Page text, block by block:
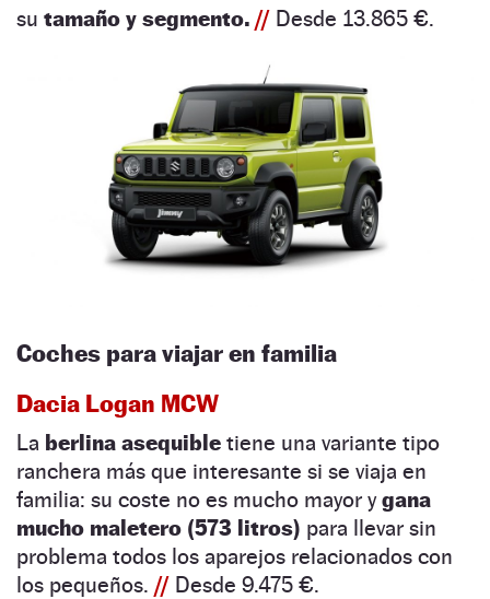
su tamaño y segmento. // Desde 13.865 €.
Coches para viajar en familia
Dacia Logan MCW
La berlina asequible tiene una variante tipo
ranchera más que interesante si se viaja en
familia: su coste no es mucho mayor ygana
mucho maletero (573 litros) para llevar sin
problema todos los aparejos relacionados con
los pequeños. // Desde 9.475 €.